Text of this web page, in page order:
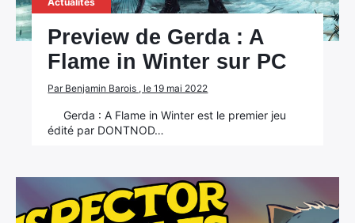
Preview de Gerda : A
Flame in Winter sur PC
Par Benjamin Barois , le 19 mai 2022
Gerda : A Flame in Winter est le premier jeu
édité par DONTNOD…